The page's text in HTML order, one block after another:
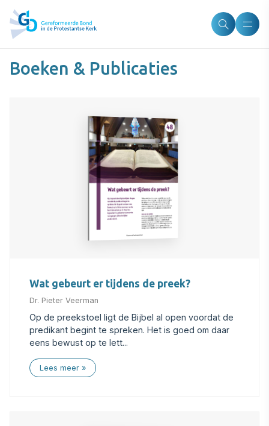
Boeken & Publicaties
Wat gebeurt er tijdens de preek?
Dr. Pieter Veerman
Op de preekstoel ligt de Bijbel al open voordat de
predikant begint te spreken. Het is goed om daar
eens bewust op te lett...
Lees meer